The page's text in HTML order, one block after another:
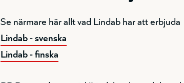
Se närmare här allt vad Lindab har att erbjuda
Lindab - svenska
Lindab - finska